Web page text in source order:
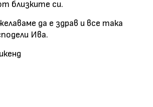
близките си.
да е здрав и все така
Ива.